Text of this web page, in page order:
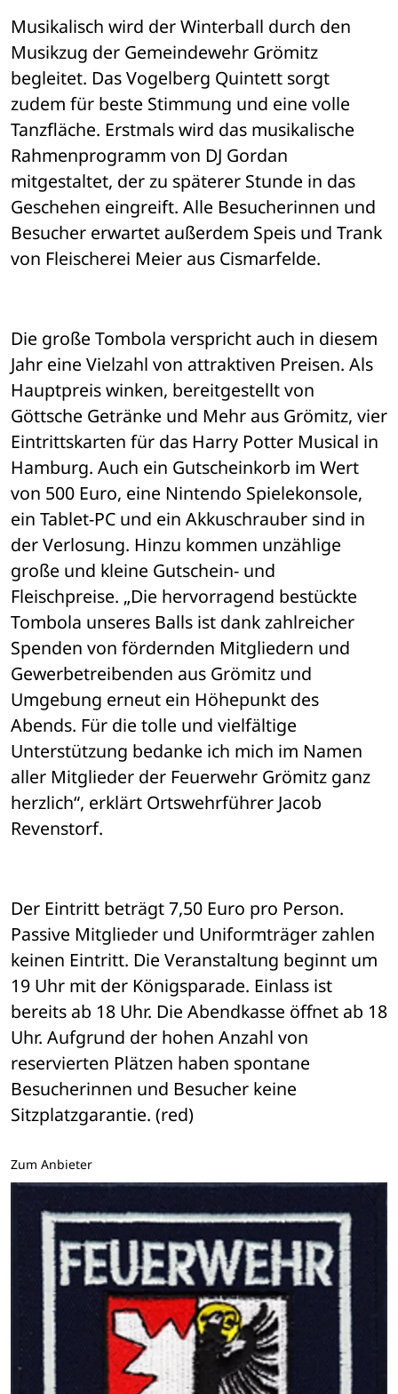
Musikalisch wird der Winterball durch den
Musikzug der Gemeindewehr Grömitz
begleitet. Das Vogelberg Quintett sorgt
zudem für beste Stimmung und eine volle
Tanzfläche. Erstmals wird das musikalische
Rahmenprogramm von DJ Gordan
mitgestaltet, der zu späterer Stunde in das
Geschehen eingreift. Alle Besucherinnen und
Besucher erwartet außerdem Speis und Trank
von Fleischerei Meier aus Cismarfelde.
Die große Tombola verspricht auch in diesem
Jahr eine Vielzahl von attraktiven Preisen. Als
Hauptpreis winken, bereitgestellt von
Göttsche Getränke und Mehr aus Grömitz, vier
Eintrittskarten für das Harry Potter Musical in
Hamburg. Auch ein Gutscheinkorb im Wert
von 500 Euro, eine Nintendo Spielekonsole,
ein Tablet-PC und ein Akkuschrauber sind in
der Verlosung. Hinzu kommen unzählige
große und kleine Gutschein- und
Fleischpreise. „Die hervorragend bestückte
Tombola unseres Balls ist dank zahlreicher
Spenden von fördernden Mitgliedern und
Gewerbetreibenden aus Grömitz und
Umgebung erneut ein Höhepunkt des
Abends. Für die tolle und vielfältige
Unterstützung bedanke ich mich im Namen
aller Mitglieder der Feuerwehr Grömitz ganz
herzlich“, erklärt Ortswehrführer Jacob
Revenstorf.
Der Eintritt beträgt 7,50 Euro pro Person.
Passive Mitglieder und Uniformträger zahlen
keinen Eintritt. Die Veranstaltung beginnt um
19 Uhr mit der Königsparade. Einlass ist
bereits ab 18 Uhr. Die Abendkasse öffnet ab 18
Uhr. Aufgrund der hohen Anzahl von
reservierten Plätzen haben spontane
Besucherinnen und Besucher keine
Sitzplatzgarantie. (red)
Zum Anbieter